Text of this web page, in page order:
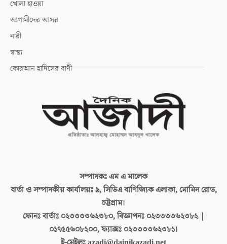
খোলা হাওয়া
আগামীদের আসর
নারী
স্বাস্থ্য
কোরআন হাদিসের বাণী
সম্পাদকঃএম এ মালেক
বার্তা ও সম্পাদকীয় কার্যালয়ঃ৯, সিডিএ বাণিজ্যিক এলাকা, মোমিন রোড,
চট্টগ্রাম।
ফোনঃ বার্তাঃ ০২৩৩৩৩৬২৩৮০, বিজ্ঞাপনঃ ০২৩৩৩৩৬২৩৮২ |
০১৭৫৫৬০৮২০০, ফ্যাক্সঃ ০২৩৩৩৩৬২৩৮১।